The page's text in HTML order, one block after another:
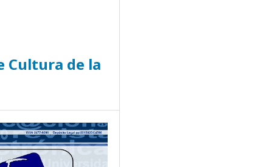
Cultura de la